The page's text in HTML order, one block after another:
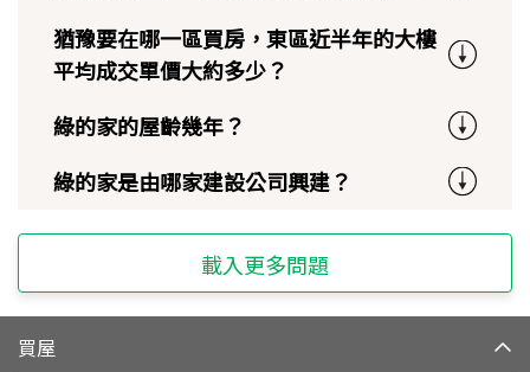
猶豫要在哪一區買房，東區近半年的大樓
平均成交單價大約多少？
綠的家的屋齡幾年？
綠的家是由哪家建設公司興建？
載入更多問題
買屋